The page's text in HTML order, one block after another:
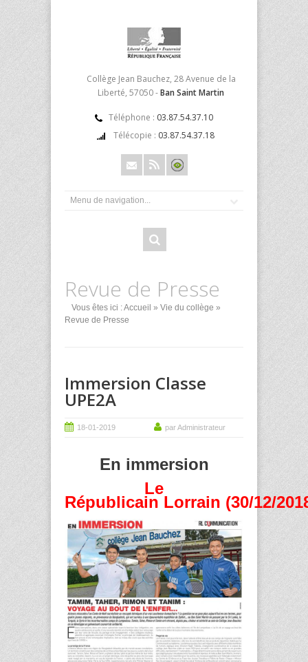
Collège Jean Bauchez, 28 Avenue de la
Liberté, 57050 -Ban Saint Martin
Téléphone : 03.87.54.37.10
Télécopie : 03.87.54.37.18
Revue de Presse
Vous êtes ici :Accueil » Vie du collège »
Revue de Presse
Immersion Classe
UPE2A
18-01-2019 par Administrateur
En immersion
Le
Républicain Lorrain (30/12/